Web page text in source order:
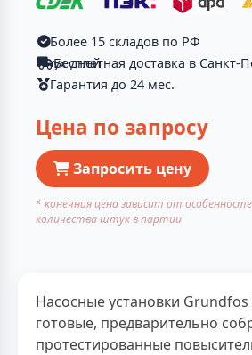
Более 15 складов по РФ
Бесплатная доставка в Санкт-Петербург от 2-ух дней
Гарантия до 24 мес.
Цена по запросу
Запросить цену
* конечная цена зависит от
количества штук в партии
Насосные установки Grundfos
готовые, предварительно
протестированные